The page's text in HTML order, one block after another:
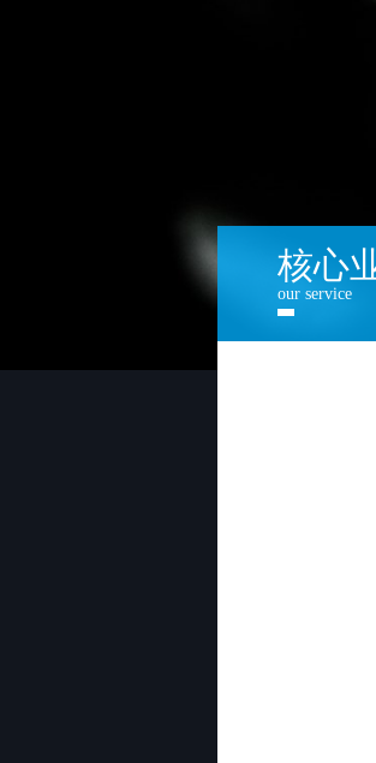
核心
our service